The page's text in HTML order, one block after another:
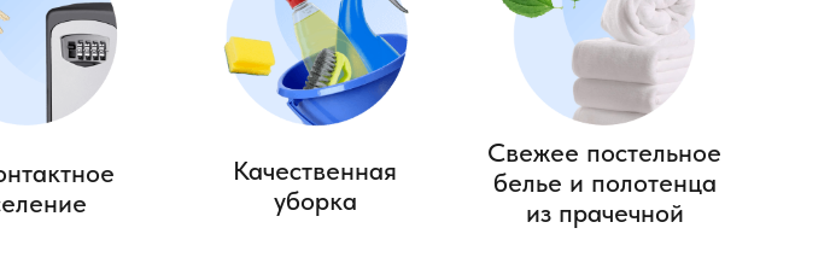
Качественная
уборка
Свежее постельное
белье и полотенца
из прачечной